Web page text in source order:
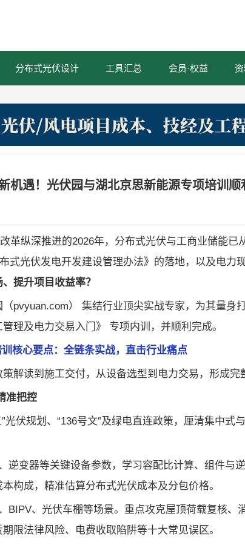
分布式光伏设计 工具汇总 会员·权益
机遇！光伏园与湖北京思新能源专项培训顺
革纵深推进的2026年，分布式光伏与工商业储能已
式光伏发电开发建设管理办法》的落地，以及电力
提升项目收益率？
pvyuan.com） 集结行业顶尖实战专家，为其量身
理及电力交易入门》 专项内训，并顺利完成。
核心要点：全链条实战，直击行业痛点
解读到施工交付，从设备选型到电力交易，形成完
准把控
光伏规划、“136号文”及绿电直连政策，厘清集中式
逆变器等关键设备参数，学习容配比计算、组件与
构成，精准估算分布式光伏成本及分包价格。
BIPV、光伏车棚等场景。重点攻克屋顶荷载复核、
限法律风险、电费收取陷阱等十大常见误区。